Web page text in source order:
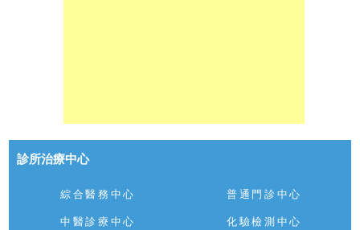
診所治療中心
綜合醫務中心 普通門診中心
中醫診療中心 化驗檢測中心